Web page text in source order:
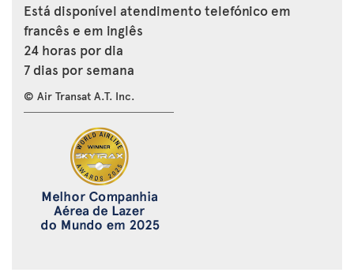
Está disponível atendimento telefónico em
francês e em inglês
24 horas por dia
7 dias por semana
© Air Transat A.T. Inc.